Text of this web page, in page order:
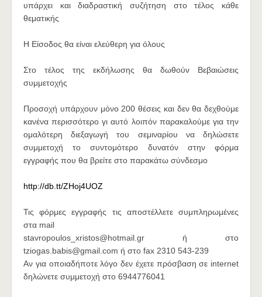
υπάρχει και διαδραστική συζήτηση στο τέλος κάθε
θεματικής
Η Είσοδος θα είναι ελεύθερη για όλους
Στο τέλος της εκδήλωσης θα δωθούν Βεβαιώσεις
συμμετοχής
Προσοχή υπάρχουν μόνο 200 θέσεις και δεν θα δεχθούμε
κανένα περισσότερο γι αυτό λοιπόν παρακαλούμε για την
ομαλότερη διεξαγωγή του σεμιναρίου να δηλώσετε
συμμετοχή το συντομότερο δυνατόν στην φόρμα
εγγραφής που θα βρείτε στο παρακάτω σύνδεσμο
http://db.tt/ZHoj4UOZ
Τις φόρμες εγγραφής τις αποστέλλετε συμπληρωμένες
στα mail
stavropoulos_xristos@hotmail.gr ή στο
tziogas.babis@gmail.com ή στο fax 2310 543-239
Αν για οποιαδήποτε λόγο δεν έχετε πρόσβαση σε internet
δηλώνετε συμμετοχή στο 6944776041